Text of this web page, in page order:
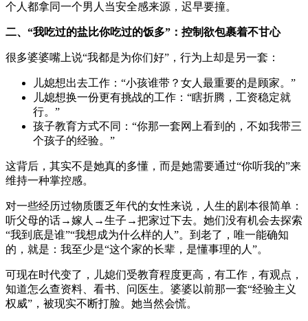
个人都拿同一个男人当安全感来源，迟早要撞。
二、“我吃过的盐比你吃过的饭多”：控制欲包裹着不甘心
很多婆婆嘴上说“我都是为你们好”，行为上却是另一套：
儿媳想出去工作：“小孩谁带？女人最重要的是顾家。”
儿媳想换一份更有挑战的工作：“瞎折腾，工资稳定就
行。”
孩子教育方式不同：“你那一套网上看到的，不如我带三
个孩子的经验。”
这背后，其实不是她真的多懂，而是她需要通过“你听我的”来
维持一种掌控感。
对一些经历过物质匮乏年代的女性来说，人生的剧本很简单：
听父母的话→嫁人→生子→把家过下去。她们没有机会去探索
“我到底是谁”“我想成为什么样的人”。到老了，唯一能确知
的，就是：我至少是“这个家的长辈，是懂事理的人”。
可现在时代变了，儿媳们受教育程度更高，有工作，有观点，
知道怎么查资料、看书、问医生。婆婆以前那一套“经验主义
权威”，被现实不断打脸。她当然会慌。